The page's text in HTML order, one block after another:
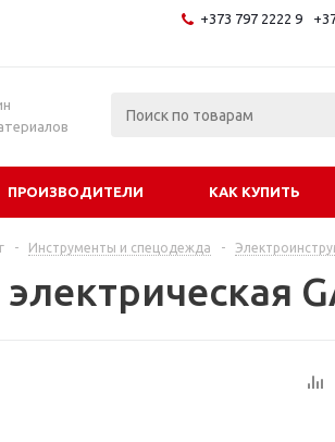
+373 797 2222 9
ПРОИЗВОДИТЕЛИ КАК КУПИТЬ
- Инструменты и спецодежда -